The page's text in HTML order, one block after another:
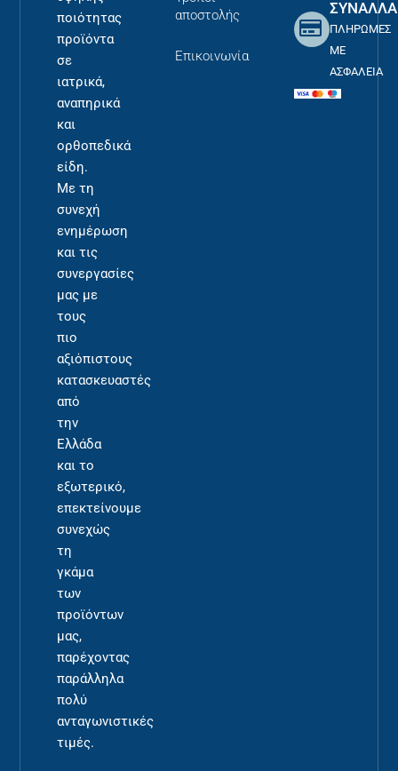
ποιότητας
προϊόντα
σε
ιατρικά,
αναπηρικά
και
ορθοπεδικά
είδη.
Με τη
συνεχή
ενημέρωση
και τις
συνεργασίες
μας με
τους
πιο
αξιόπιστους
κατασκευαστές
από
την
Ελλάδα
και το
εξωτερικό,
επεκτείνουμε
συνεχώς
τη
γκάμα
των
προϊόντων
μας,
παρέχοντας
παράλληλα
πολύ
ανταγωνιστικές
τιμές.
αποστολής
Επικοινωνία
ΠΛΗΡΩΜΕΣ
ΜΕ
ΑΣΦΑΛΕΙΑ